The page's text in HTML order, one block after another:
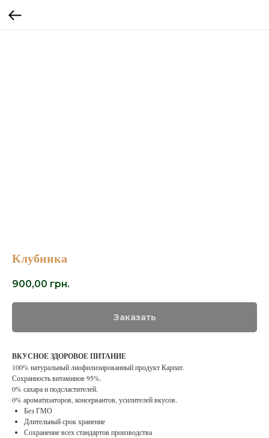
Клубника
900,00 грн.
Заказать
ВКУСНОЕ ЗДОРОВОЕ ПИТАНИЕ
100% натуральный лиофилизированный продукт Карпат.
Сохранность витаминов 95%.
0% сахара и подсластителей.
0% ароматизаторов, консервантов, усилителей вкусов.
Без ГМО
Длительный срок хранение
Сохранение всех стандартов производства